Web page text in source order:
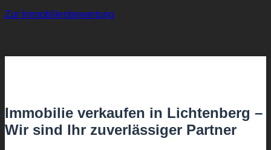
Zur Immobilienbewertung
Immobilie verkaufen in Lichtenberg –
Wir sind Ihr zuverlässiger Partner